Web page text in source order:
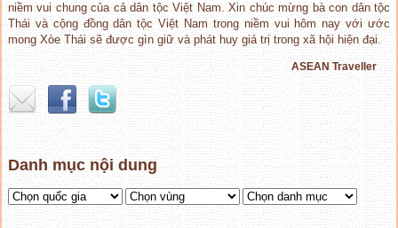
niềm vui chung của cả dân tộc Việt Nam. Xin chúc mừng bà con dân tộc
Thái và cộng đồng dân tộc Việt Nam trong niềm vui hôm nay với ước
mong Xòe Thái sẽ được gìn giữ và phát huy giá trị trong xã hội hiện đại.
ASEAN Traveller
Danh mục nội dung